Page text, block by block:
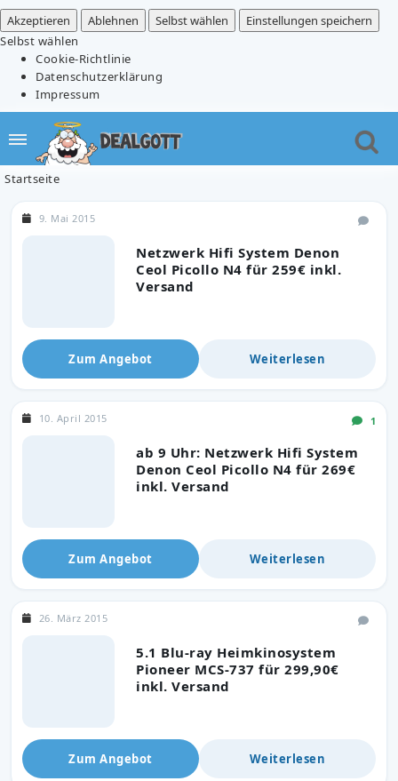
Akzeptieren
Ablehnen Selbst wählen
Einstellungen speichern
Selbst wählen
Cookie-Richtlinie
Datenschutzerklärung
Impressum
Startseite
Netzwerk Hifi System Denon
Ceol Picollo N4 für 259€ inkl.
Versand
9. Mai 2015
Zum Angebot Weiterlesen
ab 9 Uhr: Netzwerk Hifi Sys­tem
Denon Ceol Picollo N4 für 269€
inkl. Versand
10. April 2015 1
Zum Angebot Weiterlesen
5.1 Blu-ray Heimkinosystem
Pioneer MCS-737 für 299,90€
inkl. Versand
26. März 2015
Zum Angebot Weiterlesen